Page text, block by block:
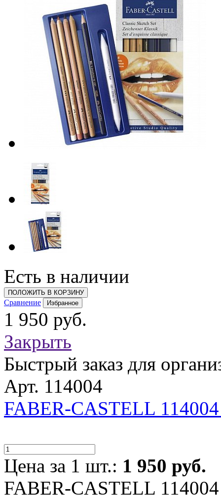
Есть в наличии
ПОЛОЖИТЬ В КОРЗИНУ
Сравнение Избранное
1 950 руб.
Закрыть
Быстрый заказ для
Арт. 114004
FABER-CASTELL
Цена за 1 шт.: 1 950 руб.
FABER-CASTELL